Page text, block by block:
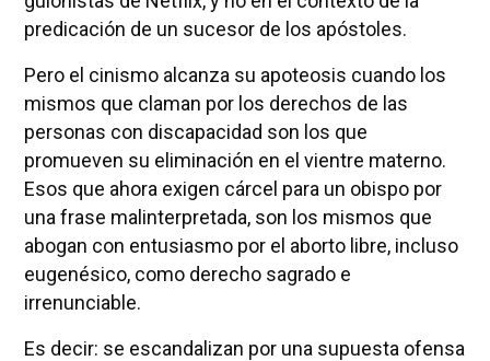
predicación de un sucesor de los apóstoles.
Pero el cinismo alcanza su apoteosis cuando los
mismos que claman por los derechos de las
personas con discapacidad son los que
promueven su eliminación en el vientre materno.
Esos que ahora exigen cárcel para un obispo por
una frase malinterpretada, son los mismos que
abogan con entusiasmo por el aborto libre, incluso
eugenésico, como derecho sagrado e
irrenunciable.
Es decir: se escandalizan por una supuesta ofensa